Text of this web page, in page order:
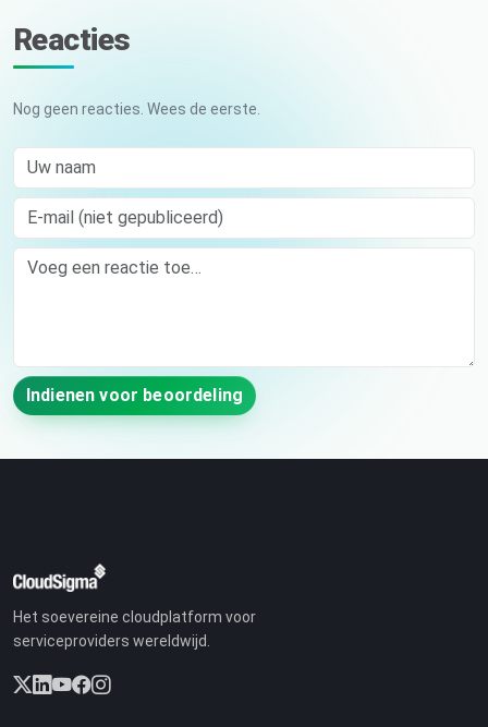
Reacties
Nog geen reacties. Wees de eerste.
Uw naam
E-mail (niet gepubliceerd)
Comment
Indienen voor beoordeling
Het soevereine cloudplatform voor
serviceproviders wereldwijd.